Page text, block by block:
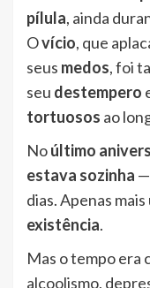
pílula, ainda
Ovício, que
seus medos, foi
seu destempero
tortuosos ao
Noúltimo
estava sozinha
dias. Apenas mais
existência.
Mas o tempo era
alcoolismo,